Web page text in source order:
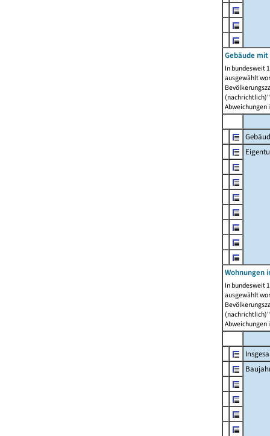
Gebäude
In bundesweit
ausgewählt
Abweichungen
Wohnungen
In bundesweit
ausgewählt
Abweichungen